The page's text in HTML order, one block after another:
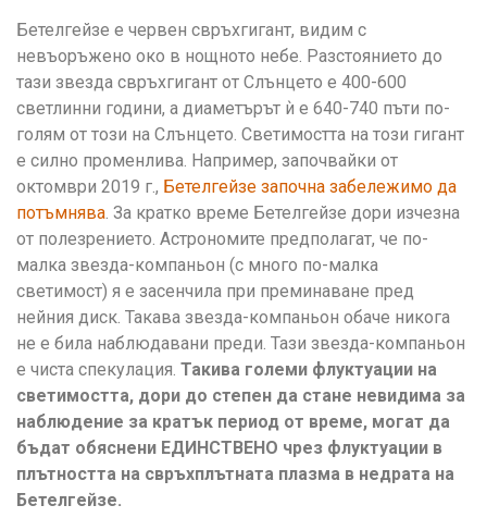
Бетелгейзе е червен свръхгигант, видим с
невъоръжено око в нощното небе. Разстоянието до
тази звезда свръхгигант от Слънцето е 400-600
светлинни години, а диаметърът ѝ е 640-740 пъти по-
голям от този на Слънцето. Светимостта на този гигант
е силно променлива. Например, започвайки от
октомври 2019 г., Бетелгейзе започна забележимо да
потъмнява . За кратко време Бетелгейзе дори изчезна
от полезрението. Астрономите предполагат, че по-
малка звезда-компаньон (с много по-малка
светимост) я е засенчила при преминаване пред
нейния диск. Такава звезда-компаньон обаче никога
не е била наблюдавани преди. Тази звезда-компаньон
е чиста спекулация. Такива големи флуктуации на
светимостта, дори до степен да стане невидима за
наблюдение за кратък период от време, могат да
бъдат обяснени ЕДИНСТВЕНО чрез флуктуации в
плътността на свръхплътната плазма в недрата на
Бетелгейзе.